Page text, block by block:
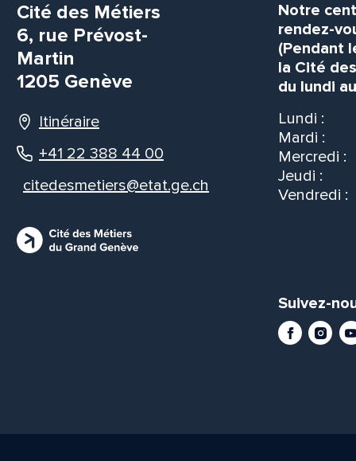
Cité des Métiers
6, rue Prévost-
Martin
1205 Genève
Itinéraire
+41 22 388 44 00
citedesmetiers@etat.ge.ch
Notre
rendez-
(Pendant
la Cité
du lundi
Lundi :
Mardi :
Mercredi :
Jeudi :
Vendredi :
Suivez-
Facebook